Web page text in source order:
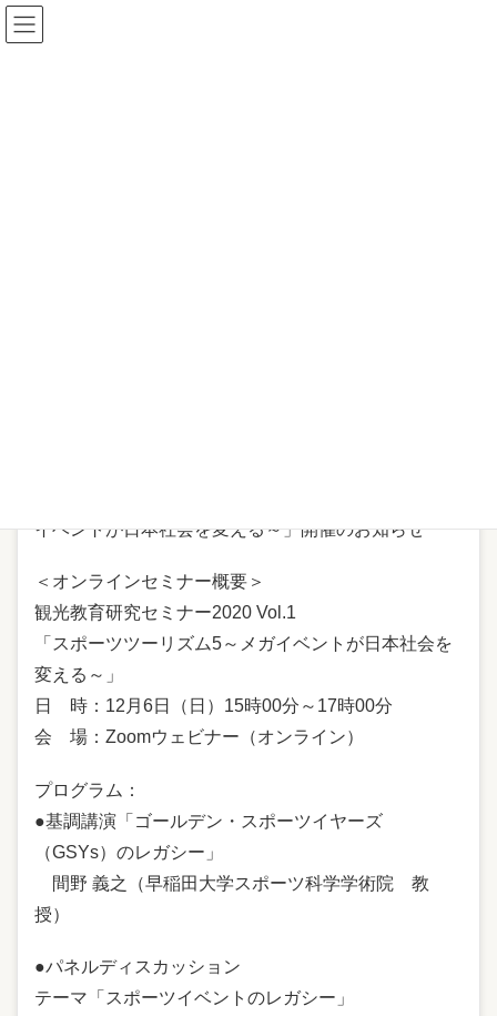
イベントが日本社会を変える～」開催のお知らせ
＜オンラインセミナー概要＞
観光教育研究セミナー2020 Vol.1
「スポーツツーリズム5～メガイベントが日本社会を
変える～」
日 時：12月6日（日）15時00分～17時00分
会 場：Zoomウェビナー（オンライン）
プログラム：
●基調講演「ゴールデン・スポーツイヤーズ
（GSYs）のレガシー」
間野 義之（早稲田大学スポーツ科学学術院 教
授）
●パネルディスカッション
テーマ「スポーツイベントのレガシー」